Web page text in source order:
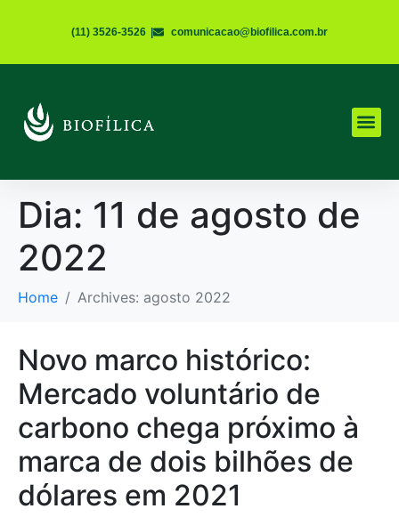
(11) 3526-3526 comunicacao@biofilica.com.br
Dia: 11 de agosto de
2022
Home Archives: agosto 2022
Novo marco histórico:
Mercado voluntário de
carbono chega próximo à
marca de dois bilhões de
dólares em 2021